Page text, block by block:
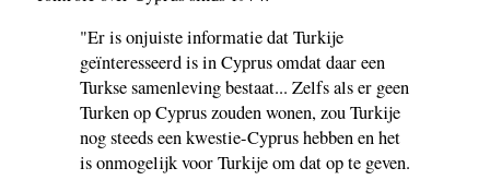
"Er is onjuiste informatie dat Turkije
geïnteresseerd is in Cyprus omdat daar een
Turkse samenleving bestaat... Zelfs als er geen
Turken op Cyprus zouden wonen, zou Turkije
nog steeds een kwestie-Cyprus hebben en het
is onmogelijk voor Turkije om dat op te geven.